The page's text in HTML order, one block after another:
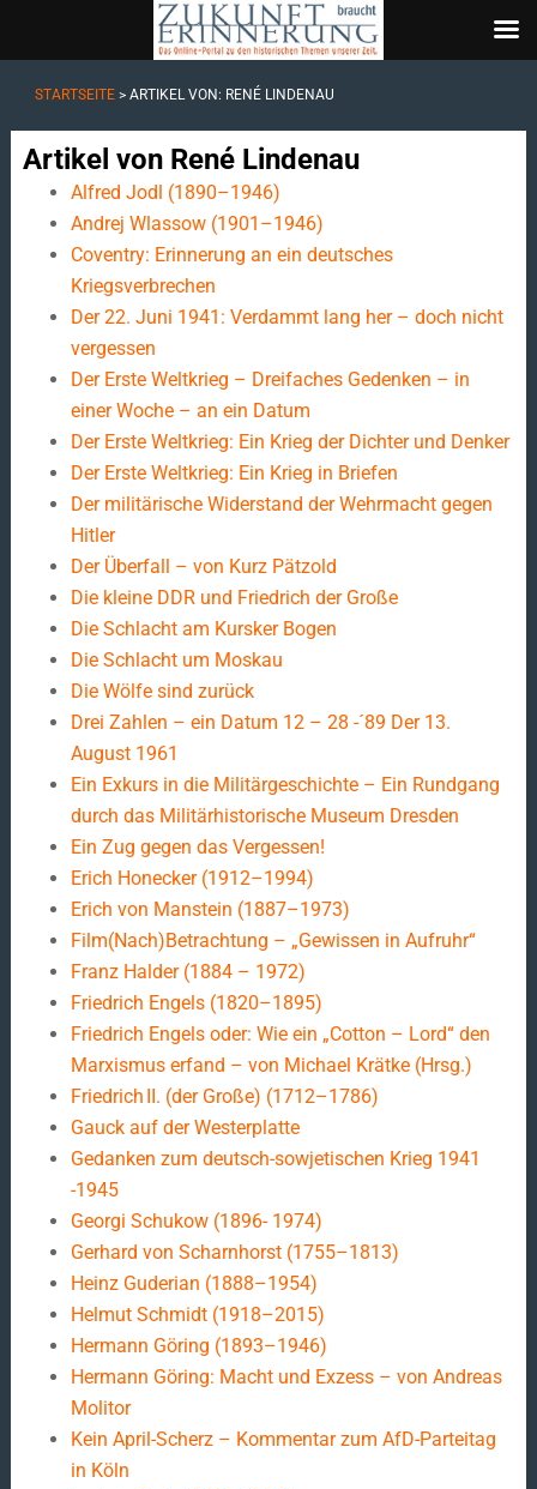
STARTSEITE> ARTIKEL VON: RENÉ LINDENAU
Artikel von René Lindenau
Alfred Jodl (1890–1946)
Andrej Wlassow (1901–1946)
Coventry: Erinnerung an ein deutsches
Kriegsverbrechen
Der 22. Juni 1941: Verdammt lang her – doch nicht
vergessen
Der Erste Weltkrieg – Dreifaches Gedenken – in
einer Woche – an ein Datum
Der Erste Weltkrieg: Ein Krieg der Dichter und Denker
Der Erste Weltkrieg: Ein Krieg in Briefen
Der militärische Widerstand der Wehrmacht gegen
Hitler
Der Überfall – von Kurz Pätzold
Die kleine DDR und Friedrich der Große
Die Schlacht am Kursker Bogen
Die Schlacht um Moskau
Die Wölfe sind zurück
Drei Zahlen – ein Datum 12 – 28 -´89 Der 13.
August 1961
Ein Exkurs in die Militärgeschichte – Ein Rundgang
durch das Militärhistorische Museum Dresden
Ein Zug gegen das Vergessen!
Erich Honecker (1912–1994)
Erich von Manstein (1887–1973)
Film(Nach)Betrachtung – „Gewissen in Aufruhr“
Franz Halder (1884 – 1972)
Friedrich Engels (1820–1895)
Friedrich Engels oder: Wie ein „Cotton – Lord“ den
Marxismus erfand – von Michael Krätke (Hrsg.)
Friedrich II. (der Große) (1712–1786)
Gauck auf der Westerplatte
Gedanken zum deutsch-sowjetischen Krieg 1941
-1945
Georgi Schukow (1896- 1974)
Gerhard von Scharnhorst (1755–1813)
Heinz Guderian (1888–1954)
Helmut Schmidt (1918–2015)
Hermann Göring (1893–1946)
Hermann Göring: Macht und Exzess – von Andreas
Molitor
Kein April-Scherz – Kommentar zum AfD-Parteitag
in Köln